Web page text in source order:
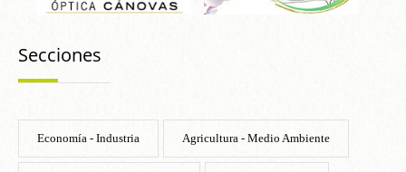
Secciones
Economía - Industria Agricultura - Medio Ambiente